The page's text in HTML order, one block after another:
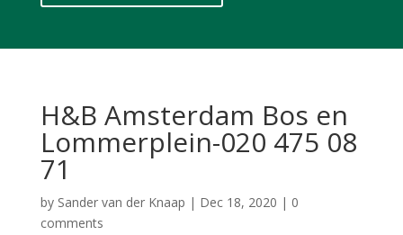
H&B Amsterdam Bos en
Lommerplein-020 475 08
71
by Sander van der Knaap | Dec 18, 2020 | 0
comments